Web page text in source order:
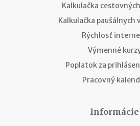
Kalkulačka
Kalkulačka paušálnych
Rýchlosť
Výmenné
Poplatok za
Pracovný
Informácie